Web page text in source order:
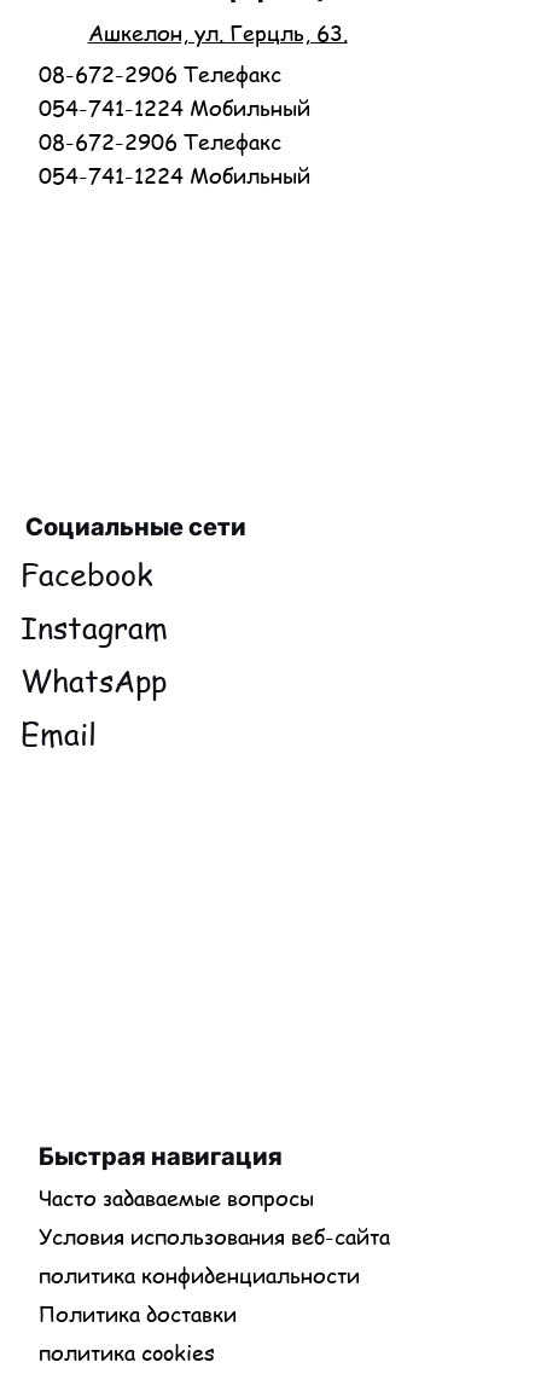
Социальные сети
Facebook
Instagram
WhatsApp
Email
Ашкелон, ул. Герцль, 63.
08-672-2906 Телефакс
054-741-1224 Мобильный
08-672-2906 Телефакс
054-741-1224 Мобильный
Быстрая навигация
Часто задаваемые вопросы
Условия использования веб-сайта
политика конфиденциальности
Политика доставки
политика cookies